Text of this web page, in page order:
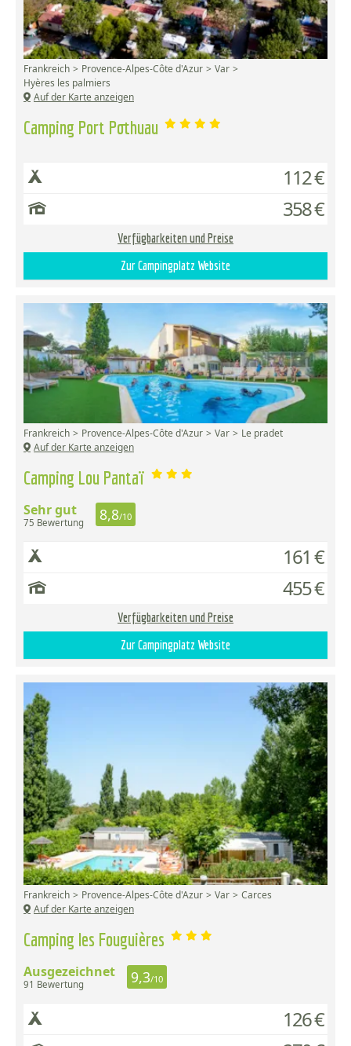
Camping Port Pothuau
Frankreich Provence-Alpes-Côte d'Azur
Var
Hyères les palmiers
Auf der Karte anzeigen
112 €
358 €
Verfügbarkeiten und Preise
Zur Campingplatz Website
Camping Lou Pantaï
Frankreich Provence-Alpes-Côte d'Azur Var
Le pradet
Auf der Karte anzeigen
Sehr gut
75 Bewertung 8,8/10
161 €
455 €
Verfügbarkeiten und Preise
Zur Campingplatz Website
Camping les Fouguières
Frankreich Provence-Alpes-Côte d'Azur Var
Carces
Auf der Karte anzeigen
Ausgezeichnet
91 Bewertung 9,3/10
126 €